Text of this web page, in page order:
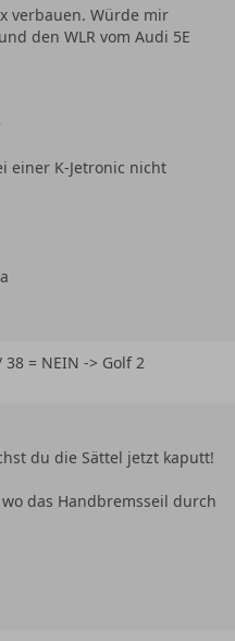
verbauen. Würde mir
den WLR vom Audi 5E
einer K-Jetronic nicht
= NEIN -> Golf 2
du die Sättel jetzt kaputt!
das Handbremsseil durch